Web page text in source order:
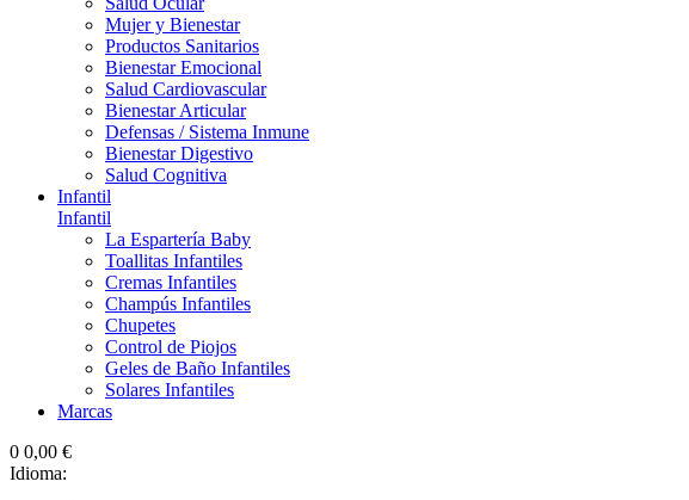
Mujer y Bienestar
Productos Sanitarios
Bienestar Emocional
Salud Cardiovascular
Bienestar Articular
Defensas / Sistema Inmune
Bienestar Digestivo
Salud Cognitiva
Infantil
Infantil
La Espartería Baby
Toallitas Infantiles
Cremas Infantiles
Champús Infantiles
Chupetes
Control de Piojos
Geles de Baño Infantiles
Solares Infantiles
Marcas
0 0,00 €
Idioma: